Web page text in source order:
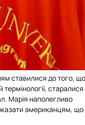
ставилися до того, що
термінології, старалися
Марія наполегливо
американцям, що